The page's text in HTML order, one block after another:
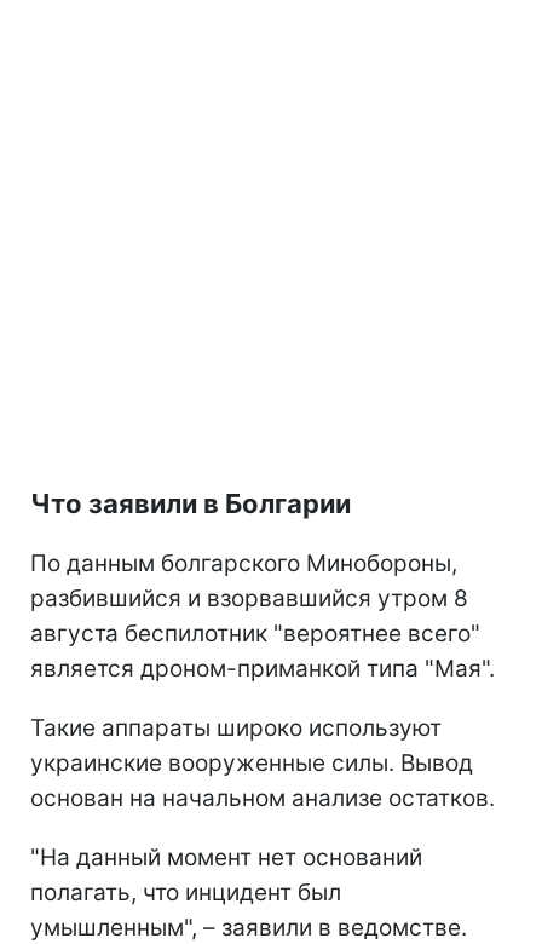
Что заявили в Болгарии
По данным болгарского Минобороны,
разбившийся и взорвавшийся утром 8
августа беспилотник "вероятнее всего"
является дроном-приманкой типа "Мая".
Такие аппараты широко используют
украинские вооруженные силы. Вывод
основан на начальном анализе остатков.
"На данный момент нет оснований
полагать, что инцидент был
умышленным", – заявили в ведомстве.